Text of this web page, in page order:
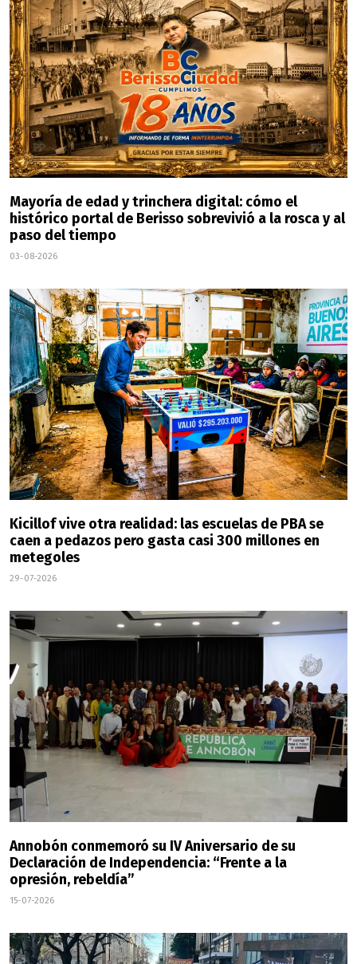
Mayoría de edad y trinchera digital: cómo el
histórico portal de Berisso sobrevivió a la rosca y al
paso del tiempo
03-08-2026
Kicillof vive otra realidad: las escuelas de PBA se
caen a pedazos pero gasta casi 300 millones en
metegoles
29-07-2026
Annobón conmemoró su IV Aniversario de su
Declaración de Independencia: “Frente a la
opresión, rebeldía”
15-07-2026